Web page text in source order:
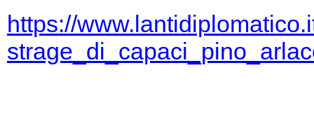
https://